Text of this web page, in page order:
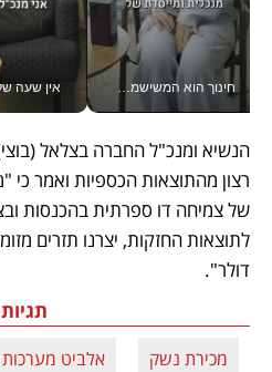
דולר".
תגיות
מכירת נשק אלביט מערכות